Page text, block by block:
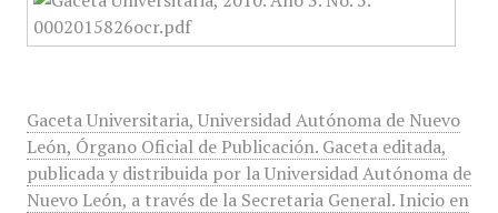
Gaceta Universitaria, Universidad Autónoma de Nuevo
León, Órgano Oficial de Publicación. Gaceta editada,
publicada y distribuida por la Universidad Autónoma de
Nuevo León, a través de la Secretaria General. Inicio en